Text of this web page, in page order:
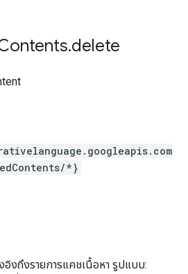
.delete
/*}
งถึงรายการแคชเนื้อหา รูปแบบ: